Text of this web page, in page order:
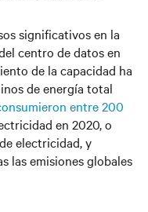
significativos en la
centro de datos en
de la capacidad ha
de energía total
entre 200
en 2020, o
electricidad, y
las emisiones globales